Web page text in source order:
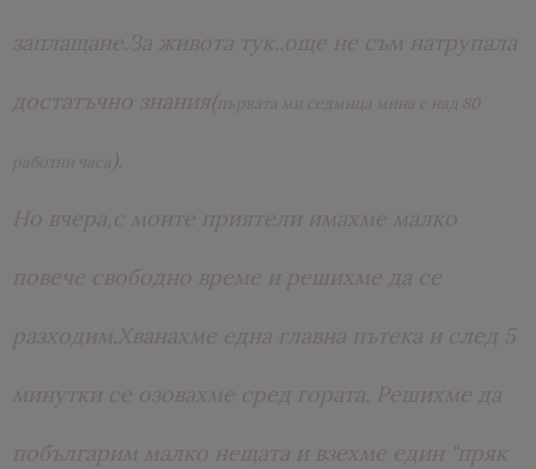
заплащане.За живота тук..още не съм натрупала
достатъчно знания(първата ми седмица мина с над 80
работни часа ).
Но вчера,с моите приятели имахме малко
повече свободно време и решихме да се
разходим.Хванахме една главна пътека и след 5
минутки се озовахме сред гората. Решихме да
побългарим малко нещата и взехме един "пряк